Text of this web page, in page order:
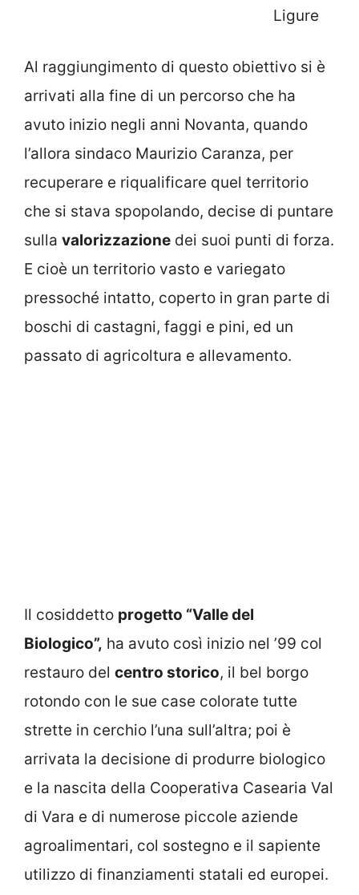
Ligure
Al raggiungimento di questo obiettivo si è
arrivati alla fine di un percorso che ha
avuto inizio negli anni Novanta, quando
l’allora sindaco Maurizio Caranza, per
recuperare e riqualificare quel territorio
che si stava spopolando, decise di puntare
sulla valorizzazione dei suoi punti di forza.
E cioè un territorio vasto e variegato
pressoché intatto, coperto in gran parte di
boschi di castagni, faggi e pini, ed un
passato di agricoltura e allevamento.
Il cosiddetto progetto “Valle del
Biologico”, ha avuto così inizio nel ’99 col
restauro del centro storico, il bel borgo
rotondo con le sue case colorate tutte
strette in cerchio l’una sull’altra; poi è
arrivata la decisione di produrre biologico
e la nascita della Cooperativa Casearia Val
di Vara e di numerose piccole aziende
agroalimentari, col sostegno e il sapiente
utilizzo di finanziamenti statali ed europei.